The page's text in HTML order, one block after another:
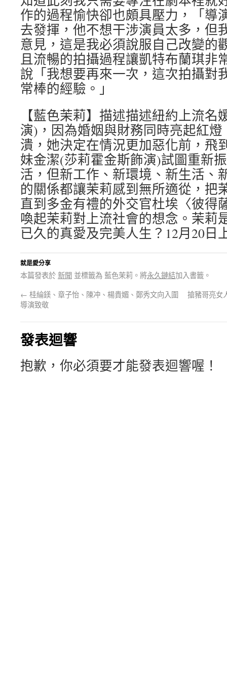
作的過程愉快卻也頗具壓力，「導
去發揮，他不想干涉演員太多，但
意見，這是我必須說服自己改變的
且流暢的拍攝過程讓凱特布蘭琪非
說「我想要再來一次，這次拍攝對
常棒的經驗。」
【藍色茉莉】描述描述紐約上流
演)，因為婚姻與財務同時亮起紅
潰，她決定在情況更加惡化前，飛
妹金潔(莎莉霍金斯飾演)試圖重新
活，但新工作、新環境、新生活、
的關係都讓茉莉感到無所適從，把
直到多金有禮的外交官杜埃〈彼得
喚起茉莉對上流社會的想念。茉莉
已久的真愛及完美人生？12月20日
就是愛分享
本篇發表於新聞 並標籤為 藍色茉莉。將永久鏈結加入書籤。
← 桂綸鎂、章子怡、陳冲、楊貴媚、鄭秀文向入圍
導演致敬
搶豬哥亮女
發表迴響
抱歉，你必須要才能發表迴響喔！